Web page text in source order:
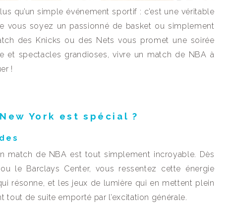
qu’un simple événement sportif : c’est une véritable
vous soyez un passionné de basket ou simplement
des Knicks ou des Nets vous promet une soirée
et spectacles grandioses, vivre un match de NBA à
!
York est spécial ?
match de NBA est tout simplement incroyable. Dès
le Barclays Center, vous ressentez cette énergie
résonne, et les jeux de lumière qui en mettent plein
tout de suite emporté par l’excitation générale.